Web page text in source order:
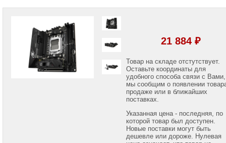
Мониторы
панели
Проекторы
21 884 ₽
Товар на складе отстутствует.
Оставьте координаты для
удобного способа связи с Вами,
мы сообщим о появлении
продаже или в ближайших
поставках.
Указанная цена - последняя, по
которой товар был доступен.
Новые поставки могут быть
дешевле или дороже. Нулевая